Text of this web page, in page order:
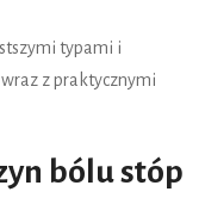
typami i
z praktycznymi
bólu stóp